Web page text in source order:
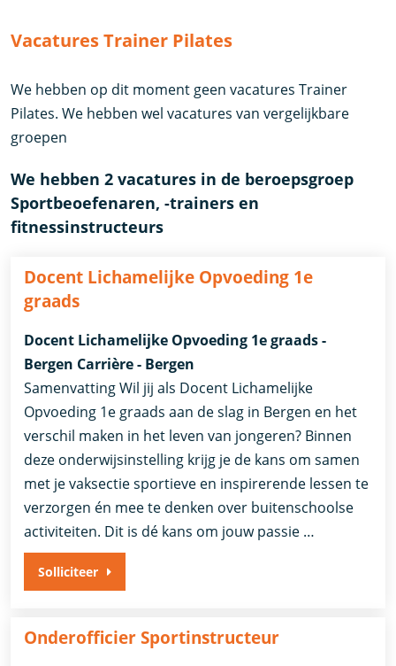
Vacatures Trainer Pilates
We hebben op dit moment geen vacatures Trainer
Pilates. We hebben wel vacatures van vergelijkbare
groepen
We hebben 2 vacatures in de beroepsgroep
Sportbeoefenaren, -trainers en
fitnessinstructeurs
Docent Lichamelijke Opvoeding 1e
graads
Docent Lichamelijke Opvoeding 1e graads -
Bergen Carrière - Bergen
Samenvatting Wil jij als Docent Lichamelijke
Opvoeding 1e graads aan de slag in Bergen en het
verschil maken in het leven van jongeren? Binnen
deze onderwijsinstelling krijg je de kans om samen
met je vaksectie sportieve en inspirerende lessen te
verzorgen én mee te denken over buitenschoolse
activiteiten. Dit is dé kans om jouw passie …
Solliciteer
Onderofficier Sportinstructeur